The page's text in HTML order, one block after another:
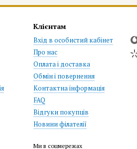
Клієнтам
Вхід в особистий кабінет
Про нас
Оплата і доставка
Обмін і повернення
Контактна інформація
FAQ
Відгуки покупців
Новини філателії
Ми в соцмережах